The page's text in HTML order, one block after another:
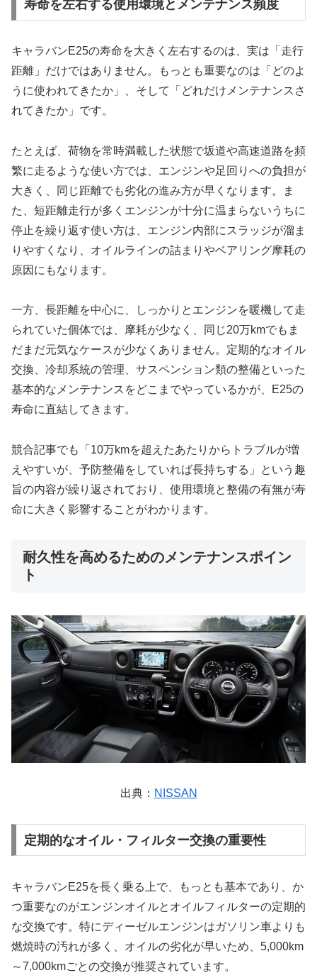
寿命を左右する使用環境とメンテナンス頻度
キャラバンE25の寿命を大きく左右するのは、実は「走行
距離」だけではありません。もっとも重要なのは「どのよ
うに使われてきたか」、そして「どれだけメンテナンスさ
れてきたか」です。
たとえば、荷物を常時満載した状態で坂道や高速道路を頻
繁に走るような使い方では、エンジンや足回りへの負担が
大きく、同じ距離でも劣化の進み方が早くなります。ま
た、短距離走行が多くエンジンが十分に温まらないうちに
停止を繰り返す使い方は、エンジン内部にスラッジが溜ま
りやすくなり、オイルラインの詰まりやベアリング摩耗の
原因にもなります。
一方、長距離を中心に、しっかりとエンジンを暖機して走
られていた個体では、摩耗が少なく、同じ20万kmでもま
だまだ元気なケースが少なくありません。定期的なオイル
交換、冷却系統の管理、サスペンション類の整備といった
基本的なメンテナンスをどこまでやっているかが、E25の
寿命に直結してきます。
競合記事でも「10万kmを超えたあたりからトラブルが増
えやすいが、予防整備をしていれば長持ちする」という趣
旨の内容が繰り返されており、使用環境と整備の有無が寿
命に大きく影響することがわかります。
耐久性を高めるためのメンテナンスポイン
ト
出典： NISSAN
定期的なオイル・フィルター交換の重要性
キャラバンE25を長く乗る上で、もっとも基本であり、か
つ重要なのがエンジンオイルとオイルフィルターの定期的
な交換です。特にディーゼルエンジンはガソリン車よりも
燃焼時の汚れが多く、オイルの劣化が早いため、5,000km
～7,000kmごとの交換が推奨されています。